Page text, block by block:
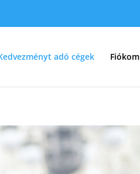
adó cégek Fiókom